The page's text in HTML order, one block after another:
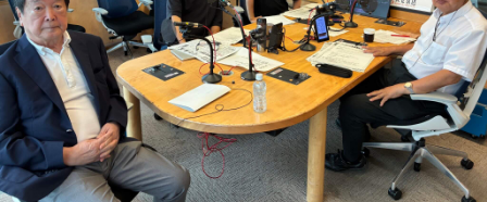
川真生 / さちかぜあきの / 砂月凜々香 / さとう。 / sanetii /
ざらばんし / THE ALTO / The_eek / JIJIM / シベリアンハス
キー / 寿理 / XinU / zoo zoo sea / STRAWDAY / すなお / スラ
ンプガール / sorato(band) / DURDN / 多次元制御機構よだか
/ Dannie May / タヌ-Tanu- / チセツナガラ / つきみ / でかく
てまるい。 / TENSONG / 友成空 / TRAёLL / トンボコープ /
7co / ナナヲアカリ / niina / Name the Night / 猫背のネイビ
と確認していたそうですが、プロに入って、自分の感覚と実
際のデータがいちばん違っていた球はありますか？
ストレート（自分が思っていたより空振りが取れる球質をし
ていました）
★濱岡蒼太（はまおか・そうた）2007年10月10日生ま
れ。神奈川県横浜市出身。左投げ左打ち、投手。川和高校か
6．何歳から野球を始めましたか？ そのころの憧れのプロ野
球選手は？
10歳から始めて、大谷翔平選手に憧れていました
7．一軍出場した時の登場曲は決まっていますか？
｢らしさ｣ Official髭男dism